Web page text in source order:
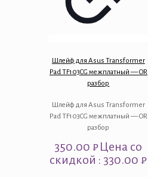
Шлейф для Asus Transformer
Pad TF103CG межплатный — OR
разбор
Шлейф для Asus Transformer
Pad TF103CG межплатный — OR
разбор
350.00₽Цена со
скидкой : 330.00 ₽